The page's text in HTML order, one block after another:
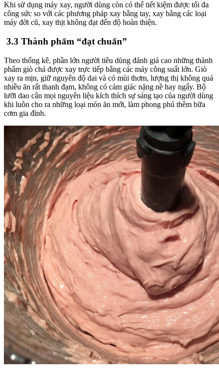
Khi sử dụng máy xay, người dùng còn có thể tiết kiệm được tối đa
công sức so với các phương pháp xay bằng tay, xay bằng các loại
máy đời cũ, xay thịt không đạt đến độ hoàn thiện.
3.3 Thành phẩm “đạt chuẩn”
Theo thống kê, phần lớn người tiêu dùng đánh giá cao những thành
phẩm giò chả được xay trực tiếp bằng các máy công suất lớn. Giò
xay ra mịn, giữ nguyên độ dai và có mùi thơm, lượng thị không quá
nhiều ăn rất thanh đạm, không có cảm giác nặng nề hay ngấy. Bộ
lưỡi dao cân mọi nguyên liệu kích thích sự sáng tạo của người dùng
khi luôn cho ra những loại món ăn mới, làm phong phú thêm bữa
cơm gia đình.